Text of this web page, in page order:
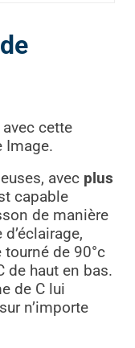
cette
Image.
avec plus
capable
de manière
tourné de 90°c
de haut en bas.
de C lui
n’importe